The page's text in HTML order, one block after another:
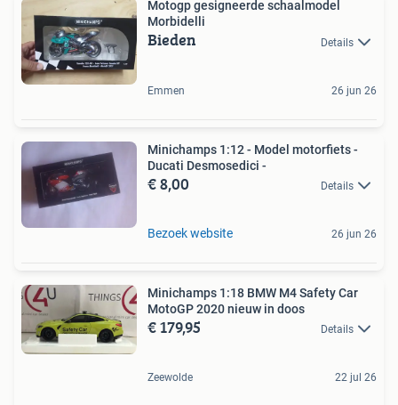
Motogp gesigneerde schaalmodel
Morbidelli
Bieden Details
Emmen 26 jun 26
Minichamps 1:12 - Model motorfiets -
Ducati Desmosedici -
€ 8,00 Details
Bezoek website 26 jun 26
Minichamps 1:18 BMW M4 Safety Car
MotoGP 2020 nieuw in doos
€ 179,95 Details
Zeewolde 22 jul 26